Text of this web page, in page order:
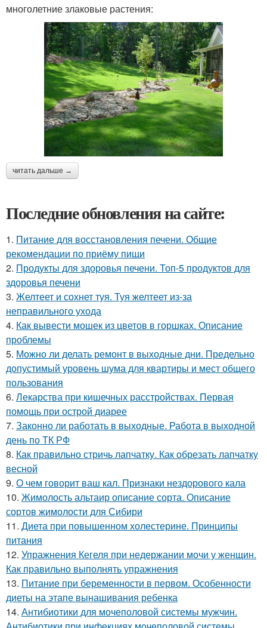
многолетние злаковые растения:
читать дальше →
Последние обновления на сайте:
1. Питание для восстановления печени. Общие
рекомендации по приёму пищи
2. Продукты для здоровья печени. Топ-5 продуктов для
здоровья печени
3. Желтеет и сохнет туя. Туя желтеет из-за
неправильного ухода
4. Как вывести мошек из цветов в горшках. Описание
проблемы
5. Можно ли делать ремонт в выходные дни. Предельно
допустимый уровень шума для квартиры и мест общего
пользования
6. Лекарства при кишечных расстройствах. Первая
помощь при острой диарее
7. Законно ли работать в выходные. Работа в выходной
день по ТК РФ
8. Как правильно стричь лапчатку. Как обрезать лапчатку
весной
9. О чем говорит ваш кал. Признаки нездорового кала
10. Жимолость альтаир описание сорта. Описание
сортов жимолости для Сибири
11. Диета при повышенном холестерине. Принципы
питания
12. Упражнения Кегеля при недержании мочи у женщин.
Как правильно выполнять упражнения
13. Питание при беременности в первом. Особенности
диеты на этапе вынашивания ребенка
14. Антибиотики для мочеполовой системы мужчин.